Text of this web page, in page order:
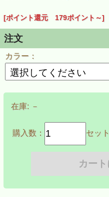
[ポイント還元 179ポイント～]
注文
カラー：
在庫: －
購入数： セット